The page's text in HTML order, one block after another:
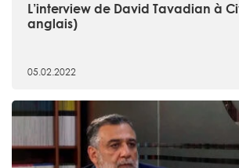
L’interview de David Tavadian à
anglais)
05.02.2022